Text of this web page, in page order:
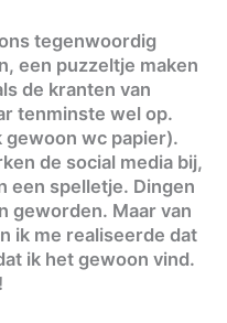
tegenwoordig
een puzzeltje maken
de kranten van
tenminste wel op.
wc papier).
de social media bij,
een spelletje. Dingen
geworden. Maar van
ik me realiseerde dat
ik het gewoon vind.